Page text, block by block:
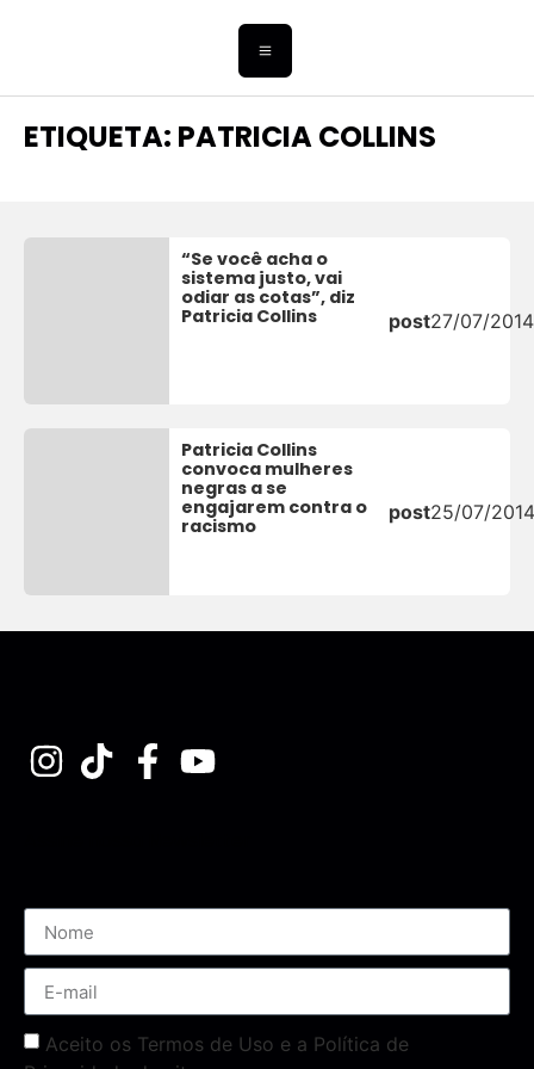
ETIQUETA: PATRICIA COLLINS
“Se você acha o
sistema justo, vai
odiar as cotas”, diz
Patricia Collins
post27/07/2014
Patricia Collins
convoca mulheres
negras a se
engajarem contra o
racismo
post25/07/2014
Aceito os Termos de Uso e a Política de